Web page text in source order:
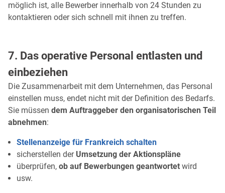
möglich ist, alle Bewerber innerhalb von 24 Stunden zu
kontaktieren oder sich schnell mit ihnen zu treffen.
7. Das operative Personal entlasten und
einbeziehen
Die Zusammenarbeit mit dem Unternehmen, das Personal
einstellen muss, endet nicht mit der Definition des Bedarfs.
Sie müssen dem Auftraggeber den organisatorischen Teil
abnehmen:
Stellenanzeige für Frankreich schalten
sicherstellen der Umsetzung der Aktionspläne
überprüfen, ob auf Bewerbungen geantwortet wird
usw.